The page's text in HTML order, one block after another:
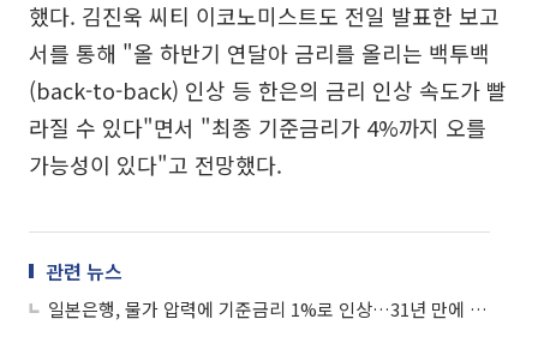
했다. 김진욱 씨티 이코노미스트도 전일 발표한 보고
서를 통해 "올 하반기 연달아 금리를 올리는 백투백
(back-to-back) 인상 등 한은의 금리 인상 속도가 빨
라질 수 있다"면서 "최종 기준금리가 4%까지 오를
가능성이 있다"고 전망했다.
관련 뉴스
일본은행, 물가 압력에 기준금리 1%로 인상…31년 만에 최고